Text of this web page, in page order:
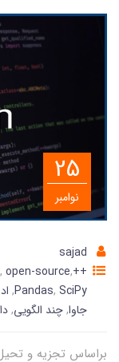
25
نوامبر
sajad
++C
, open-source,
Pandas, SciPy
,
جاوا,چند الگویی,